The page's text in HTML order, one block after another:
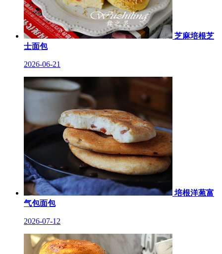
芝麻培根芝
士面包
2026-06-21
培根洋葱富
气包面包
2026-07-12